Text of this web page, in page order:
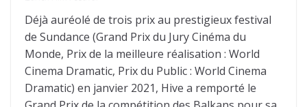
Déjà auréolé de trois prix au prestigieux festival
de Sundance (Grand Prix du Jury Cinéma du
Monde, Prix de la meilleure réalisation : World
Cinema Dramatic, Prix du Public : World Cinema
Dramatic) en janvier 2021, Hive a remporté le